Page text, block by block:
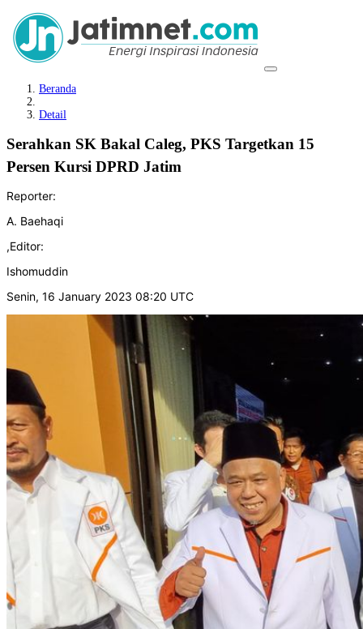
Beranda
Detail
Serahkan SK Bakal Caleg, PKS Targetkan 15
Persen Kursi DPRD Jatim
Reporter:
A. Baehaqi
,Editor:
Ishomuddin
Senin, 16 January 2023 08:20 UTC